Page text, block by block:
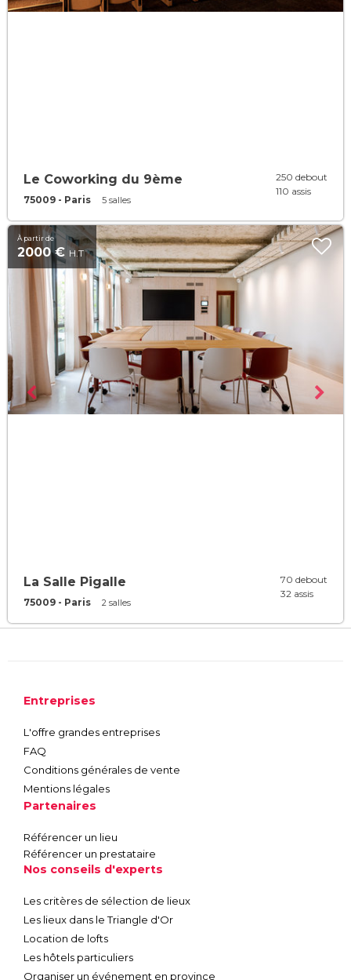
Le Coworking du 9ème
75009 - Paris 5 salles
250 debout
110 assis
À partir de
2000 € H.T
La Salle Pigalle
75009 - Paris 2 salles
70 debout
32 assis
Entreprises
L'offre grandes entreprises
FAQ
Conditions générales de vente
Mentions légales
Partenaires
Référencer un lieu
Référencer un prestataire
Nos conseils d'experts
Les critères de sélection de lieux
Les lieux dans le Triangle d'Or
Location de lofts
Les hôtels particuliers
Organiser un événement en province